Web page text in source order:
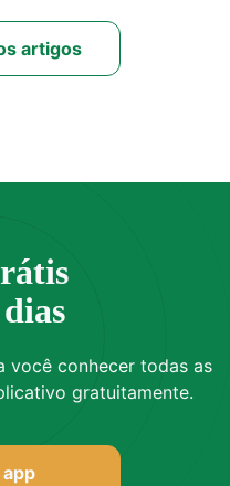
artigos
você conhecer todas as
gratuitamente.
app